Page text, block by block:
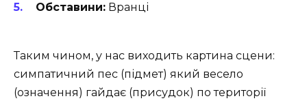
Обставини: Вранці
Таким чином, у нас виходить картина сцени:
симпатичний пес (підмет) який весело
(означення) гайдає (присудок) по території